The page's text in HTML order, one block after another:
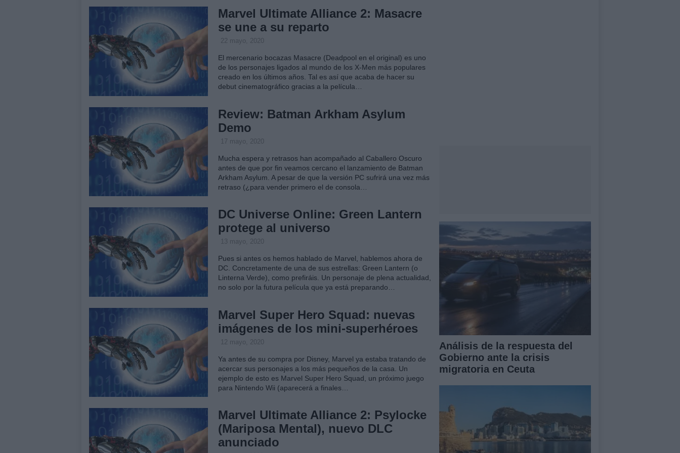
Marvel Ultimate Alliance 2: Masacre
se une a su reparto
22 mayo, 2020
El mercenario bocazas Masacre (Deadpool en el original) es uno
de los personajes ligados al mundo de los X-Men más populares
creado en los últimos años. Tal es así que acaba de hacer su
debut cinematográfico gracias a la película…
Review: Batman Arkham Asylum
Demo
17 mayo, 2020
Mucha espera y retrasos han acompañado al Caballero Oscuro
antes de que por fin veamos cercano el lanzamiento de Batman
Arkham Asylum. A pesar de que la versión PC sufrirá una vez más
retraso (¿para vender primero el de consola…
DC Universe Online: Green Lantern
protege al universo
13 mayo, 2020
Pues si antes os hemos hablado de Marvel, hablemos ahora de
DC. Concretamente de una de sus estrellas: Green Lantern (o
Linterna Verde), como prefiráis. Un personaje de plena actualidad,
no solo por la futura película que ya está preparando…
Marvel Super Hero Squad: nuevas
imágenes de los mini-superhéroes
12 mayo, 2020
Ya antes de su compra por Disney, Marvel ya estaba tratando de
acercar sus personajes a los más pequeños de la casa. Un
ejemplo de esto es Marvel Super Hero Squad, un próximo juego
para Nintendo Wii (aparecerá a finales…
Marvel Ultimate Alliance 2: Psylocke
(Mariposa Mental), nuevo DLC
anunciado
Análisis de la respuesta del
Gobierno ante la crisis
migratoria en Ceuta